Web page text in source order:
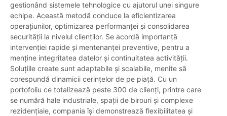
gestionând sistemele tehnologice cu ajutorul unei singure
echipe. Această metodă conduce la eficientizarea
operațiunilor, optimizarea performanței și consolidarea
securității la nivelul clienților. Se acordă importanță
intervenției rapide și mentenanței preventive, pentru a
menține integritatea datelor și continuitatea activității.
Soluțiile create sunt adaptabile și scalabile, menite să
corespundă dinamicii cerințelor de pe piață. Cu un
portofoliu ce totalizează peste 300 de clienți, printre care
se numără hale industriale, spații de birouri și complexe
rezidențiale, compania își demonstrează flexibilitatea și